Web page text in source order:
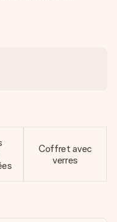
Coffret avec
verres